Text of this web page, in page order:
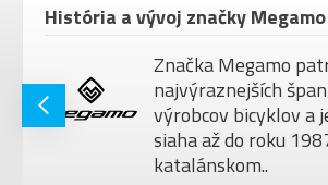
História a vývoj značky Megamo
Značka Megamo
najvýraznejších
výrobcov bicyklov a
siaha až do roku
katalánskom..